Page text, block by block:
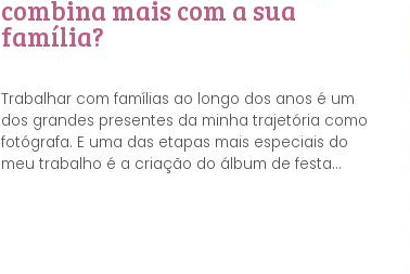
combina mais com a sua
família?
Trabalhar com famílias ao longo dos anos é um
dos grandes presentes da minha trajetória como
fotógrafa. E uma das etapas mais especiais do
meu trabalho é a criação do álbum de festa...